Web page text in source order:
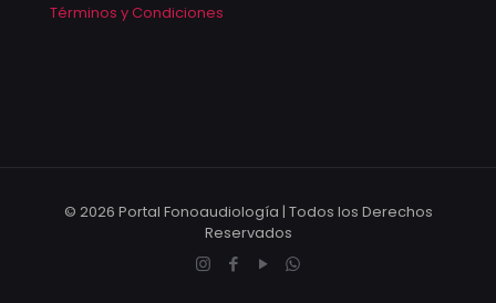
Términos y Condiciones
© 2026 Portal Fonoaudiología | Todos los Derechos
Reservados